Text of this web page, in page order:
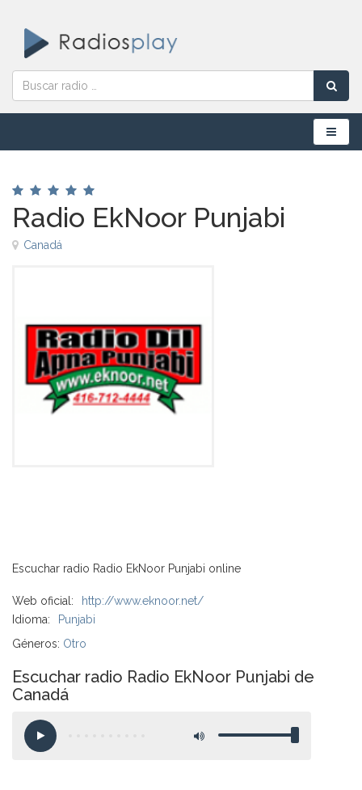
Menú
Radio EkNoor Punjabi
Canadá
Escuchar radio Radio EkNoor Punjabi online
Web oficial:
http://www.eknoor.net/
Idioma:
Punjabi
Géneros: Otro
Escuchar radio Radio EkNoor Punjabi de
Canadá